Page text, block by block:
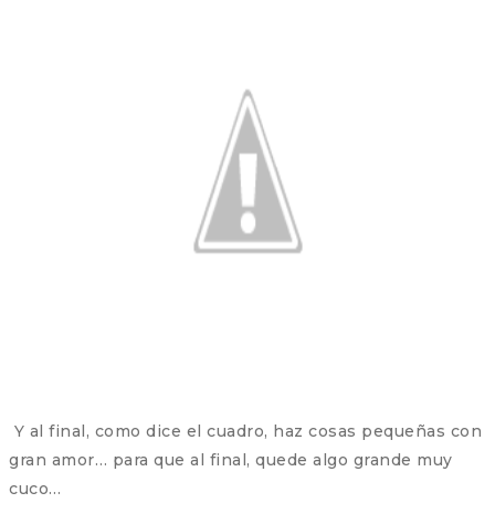
Y al final, como dice el cuadro, haz cosas pequeñas con
gran amor… para que al final, quede algo grande muy
cuco…